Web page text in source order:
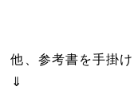
他、参考書を手掛
⇓